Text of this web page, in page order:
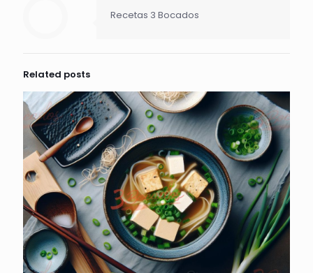
Recetas 3 Bocados
Related posts